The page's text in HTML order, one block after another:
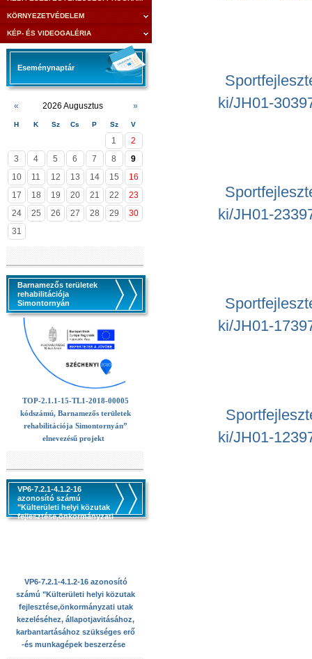
KÖRNYEZETVÉDELEM
KÉP- ÉS VIDEOGALÉRIA
Eseménynaptár
« 2026 Augusztus »
H K Sz Cs P Sz V
1
2
3
4 5 6 7 8
9
10
11 12 13 14 15
16
17
18 19 20 21 22
23
24
25 26 27 28 29
30
31
Barnamezős területek
rehabilitációja
Simontornyán
TOP-2.1.1-15-TL1-2018-00005
kódszámú, Barnamezős területek
rehabilitációja Simontornyán”
elnevezésű projekt
VP6-7.2.1-4.1.2-16
azonosító számú
"Külterületi helyi közutak
fejlesztése,önkormányzati
VP6-7.2.1-4.1.2-16 azonosító
számú "Külterületi helyi közutak
fejlesztése,önkormányzati utak
kezeléséhez, állapotjavitásához,
karbantartásához szükséges erő
-és munkagépek beszerzése
ki/JH01-
ki/JH01-
ki/JH01-
ki/JH01-